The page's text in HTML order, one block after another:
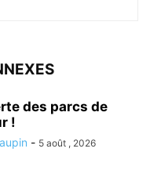
des parcs de
!
- 5 août , 2026